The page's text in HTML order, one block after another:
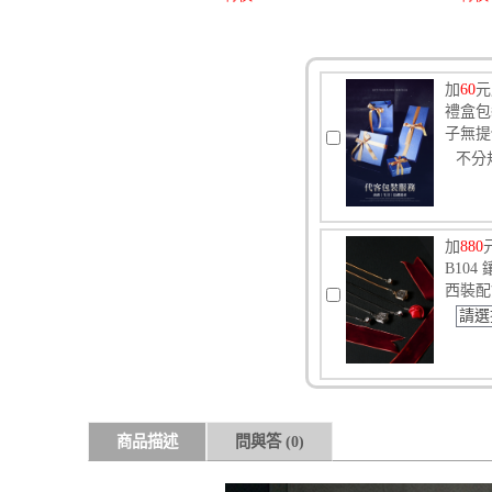
加60
禮盒
子無
不分
加880
B104
西裝
請
商品描述 問與答(0)